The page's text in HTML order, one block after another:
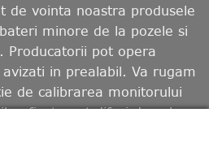
de vointa noastra produsele
minore de la pozele si
Producatorii pot opera
in prealabil. Va rugam
de calibrarea monitorului
afisate pot diferi de cele